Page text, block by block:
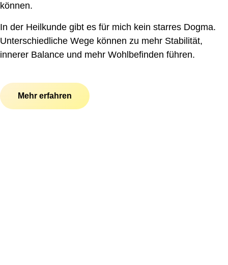
können.
In der Heilkunde gibt es für mich kein starres Dogma.
Unterschiedliche Wege können zu mehr Stabilität,
innerer Balance und mehr Wohlbefinden führen.
Mehr erfahren